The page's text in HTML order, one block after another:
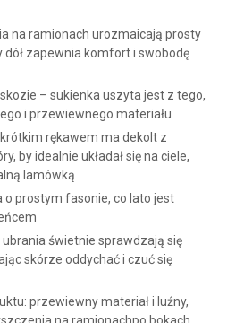
na ramionach urozmaicają prosty
dół zapewnia komfort i swobodę
– sukienka uszyta jest z tego,
i przewiewnego materiału
rękawem ma dekolt z
by idealnie układał się na ciele,
lamówką
o prostym fasonie, co lato jest
świetnie sprawdzają się
skórze oddychać i czuć się
przewiewny materiał i luźny,